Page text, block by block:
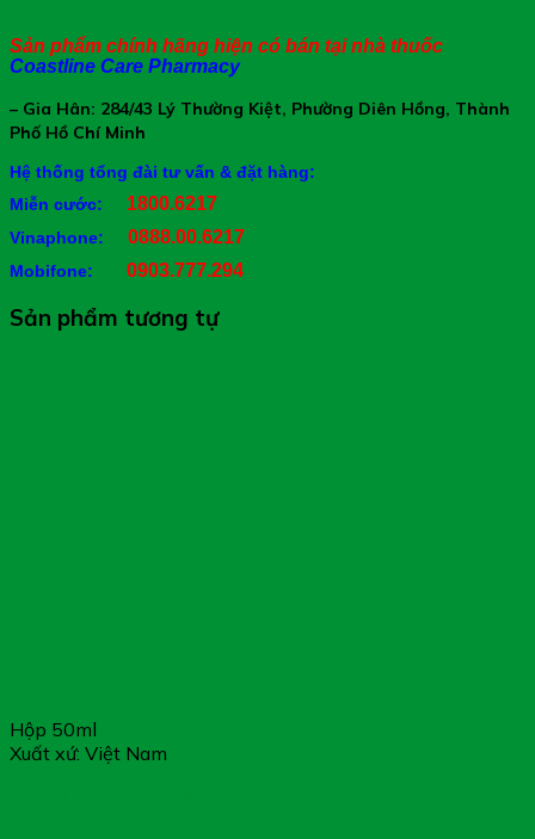
Sản phẩm chính hãng hiện có bán tại nhà thuốc
Coastline Care Pharmacy
– Gia Hân: 284/43 Lý Thường Kiệt, Phường Diên Hồng, Thành
Phố Hồ Chí Minh
Hệ thống tổng đài tư vấn & đặt hàng:
Miễn cước: 1800.6217
Vinaphone: 0888.00.6217
Mobifone: 0903.777.294
Sản phẩm tương tự
Hộp 50ml
Xuất xứ: Việt Nam